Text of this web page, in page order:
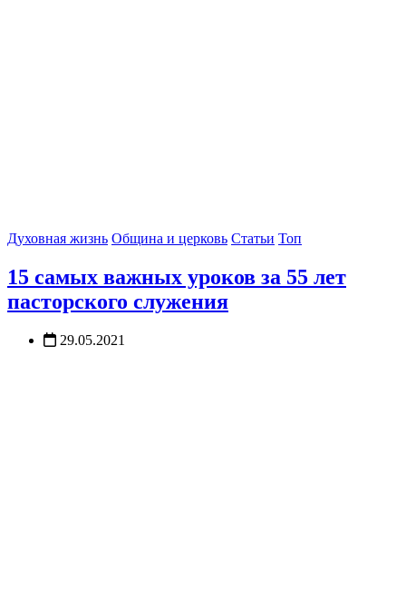
Духовная жизнь Община и церковь Статьи Топ
15 самых важных уроков за 55 лет
пасторского служения
29.05.2021